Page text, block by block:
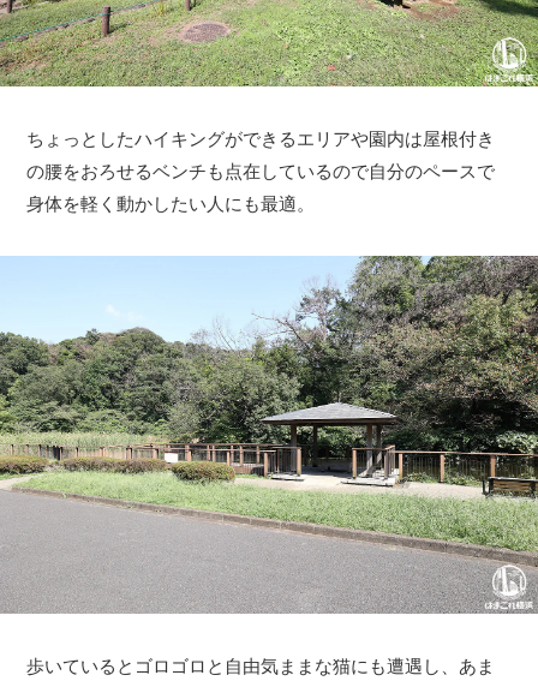
ちょっとしたハイキングができるエリアや園内は屋根付き
の腰をおろせるベンチも点在しているので自分のペースで
身体を軽く動かしたい人にも最適。
歩いているとゴロゴロと自由気ままな猫にも遭遇し、あま